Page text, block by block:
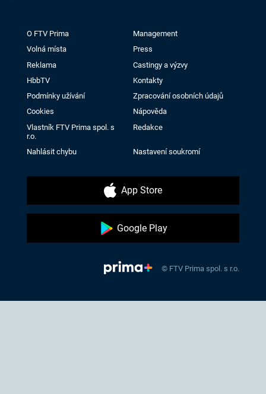
O FTV Prima
Management
Volná místa
Press
Reklama
Castingy a výzvy
HbbTV
Kontakty
Podmínky užívání
Zpracování osobních údajů
Cookies
Nápověda
Vlastník FTV Prima spol. s
r.o.
Redakce
Nahlásit chybu Nastavení soukromí
App Store
Google Play
© FTV Prima spol. s r.o.